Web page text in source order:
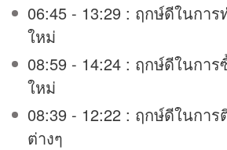
06:45 - 13:29 : ฤกษ์ดีในกา
ใหม่
08:59 - 14:24 : ฤกษ์ดีในกา
ใหม่
08:39 - 12:22 : ฤกษ์ดีในการ
ต่างๆ